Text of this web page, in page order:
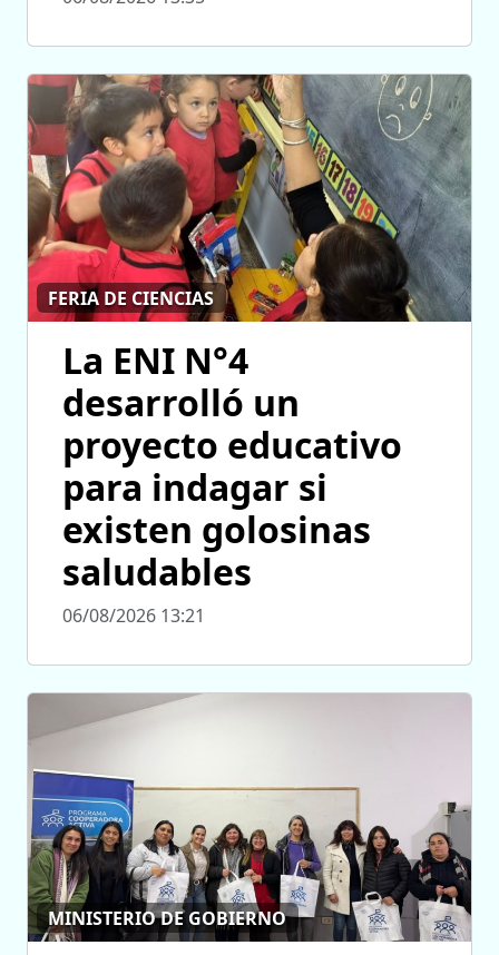
FERIA DE CIENCIAS
La ENI N°4
desarrolló un
proyecto educativo
para indagar si
existen golosinas
saludables
06/08/2026 13:21
MINISTERIO DE GOBIERNO